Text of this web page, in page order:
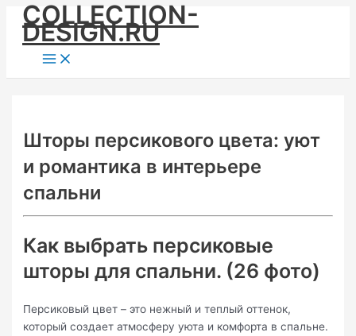
Skip
content
COLLECTION-
DESIGN.RU
Main
Menu
Шторы персикового цвета: уют
и романтика в интерьере
спальни
Как выбрать персиковые
шторы для спальни. (26 фото)
Персиковый цвет – это нежный и теплый оттенок,
который создает атмосферу уюта и комфорта в спальне.